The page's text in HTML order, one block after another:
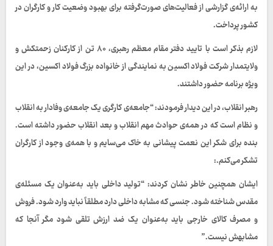
به ارائه‌ی گزارشی از فعالیت‌های صورت‌گرفته برای بهبود وضعیت کار و کارگران در
کشور پرداخت.
لازم بذکر است با تایید دفتر مقام معظم رهبری، ۸۰ تن از کارکنان زحمتکش و
ولایتمدار شرکت فولاد اکسین به نمایندگی از خانواده بزرگ فولاد اکسین، در این
ویژه برنامه حضور داشتند.
رهبر انقلاب، در این دیدار فرمودند: “جامعه‌ی کارگری یک جامعه‌ی وفادار به انقلاب
و نظام است که در همه‌ی حوادث مهم انقلاب و بعد انقلاب حضور داشته است.
بنده برای شکر این نعمت پیشانی به خاک می‌سایم و با همه‌ی وجود از کارگران
تشکر می‌کنم.:
ایشان همچنین خاطر نشان کردند: “تولید داخلی باید به‌عنوان یک مسئله‌ی
مقدس شناخته شود. جنسی که مشابه داخلی دارد مطلقاً نباید وارد شود. فروش
و مصرف کالای خارجی باید به‌عنوان یک ضد ارزش تلقی شود مگر آنجا که
مشابهش نیست.”